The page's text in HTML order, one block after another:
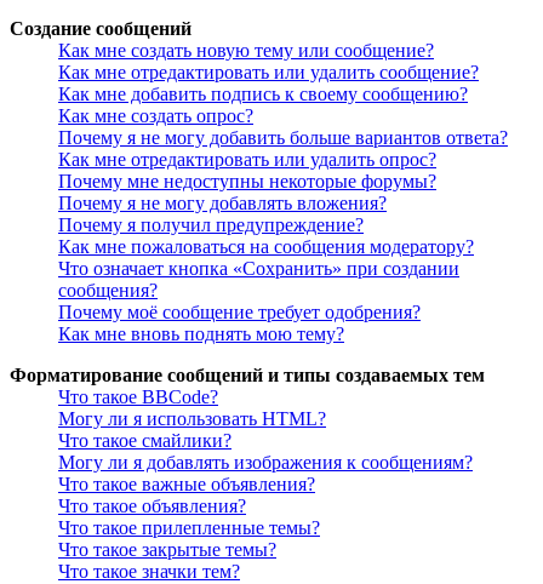
Создание сообщений
Как мне создать новую тему или сообщение?
Как мне отредактировать или удалить сообщение?
Как мне добавить подпись к своему сообщению?
Как мне создать опрос?
Почему я не могу добавить больше вариантов ответа?
Как мне отредактировать или удалить опрос?
Почему мне недоступны некоторые форумы?
Почему я не могу добавлять вложения?
Почему я получил предупреждение?
Как мне пожаловаться на сообщения модератору?
Что означает кнопка «Сохранить» при создании
сообщения?
Почему моё сообщение требует одобрения?
Как мне вновь поднять мою тему?
Форматирование сообщений и типы создаваемых тем
Что такое BBCode?
Могу ли я использовать HTML?
Что такое смайлики?
Могу ли я добавлять изображения к сообщениям?
Что такое важные объявления?
Что такое объявления?
Что такое прилепленные темы?
Что такое закрытые темы?
Что такое значки тем?